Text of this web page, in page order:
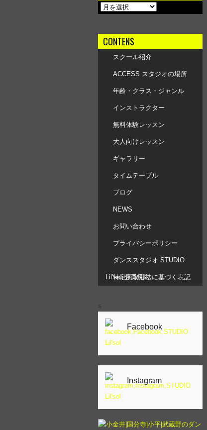
CONTENS
スクール紹介
ACCESS スタジオの場所
年齢・クラス・ジャンル
インストラクター
無料体験レッスン
大人向けレッスン
ギャラリー
タイムテーブル
ブログ
NEWS
お問い合わせ
プライバシーポリシー
ダンススタジオ STUDIO
Lil’sol 会員規約
特定商取引法に基づく表記
s
Facebook
Instagram